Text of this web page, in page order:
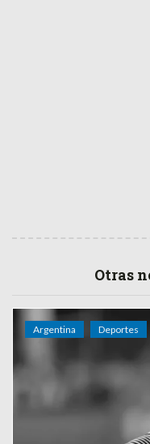
Otras
Argentina Deportes